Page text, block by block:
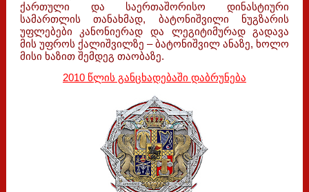
ქართული და საერთაშორისო დინასტიური
სამართლის თანახმად, ბატონიშვილი ნუგზარის
უფლებები კანონიერად და ლეგიტიმურად გადავა
მის უფროს ქალიშვილზე – ბატონიშვილ ანაზე, ხოლო
მისი ხაზით შემდეგ თაობაზე.
2010 წლის განცხადებაში დაბრუნება